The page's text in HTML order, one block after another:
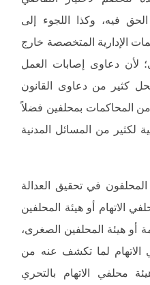
فيه، وكذا اللجوء إلى
الإدارية المتخصصة خارج
لأن دعاوى إصابات العمل
كثير من دعاوى القانون
المحاكمات بمحلفين فضلاً
لكثير من المسائل المدنية
في تحقيق العدالة
الاتهام أو هيئة المحلفين
أو هيئة المحلفين الصغرى،
الاتهام لما تكشف عنه من
محلفي الاتهام بالتحري